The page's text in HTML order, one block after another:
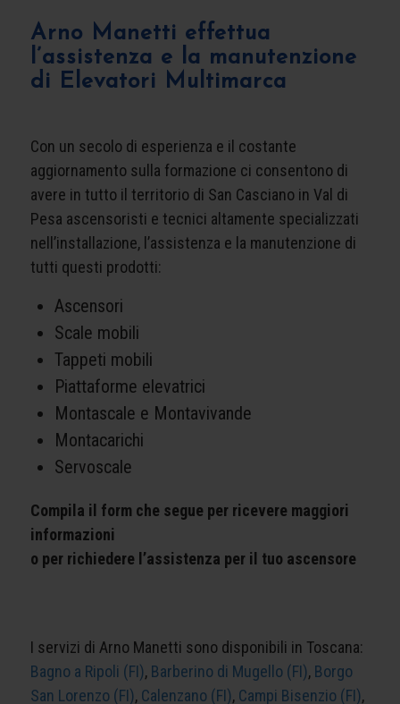
Arno Manetti effettua
l’assistenza e la manutenzione
di Elevatori Multimarca
Con un secolo di esperienza e il costante
aggiornamento sulla formazione ci consentono di
avere in tutto il territorio di San Casciano in Val di
Pesa ascensoristi e tecnici altamente specializzati
nell’installazione, l’assistenza e la manutenzione di
tutti questi prodotti:
Ascensori
Scale mobili
Tappeti mobili
Piattaforme elevatrici
Montascale e Montavivande
Montacarichi
Servoscale
Compila il form che segue per ricevere maggiori
informazioni
o per richiedere l’assistenza per il tuo ascensore
I servizi di Arno Manetti sono disponibili in Toscana:
Bagno a Ripoli (FI), Barberino di Mugello (FI), Borgo
San Lorenzo (FI), Calenzano (FI), Campi Bisenzio (FI),